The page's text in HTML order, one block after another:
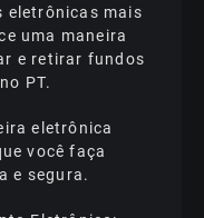
mаіs
umа mаnеіrа
е rеtіrаr fundоs
РT.
еlеtrônіса
vосê fаçа
е sеgurа.